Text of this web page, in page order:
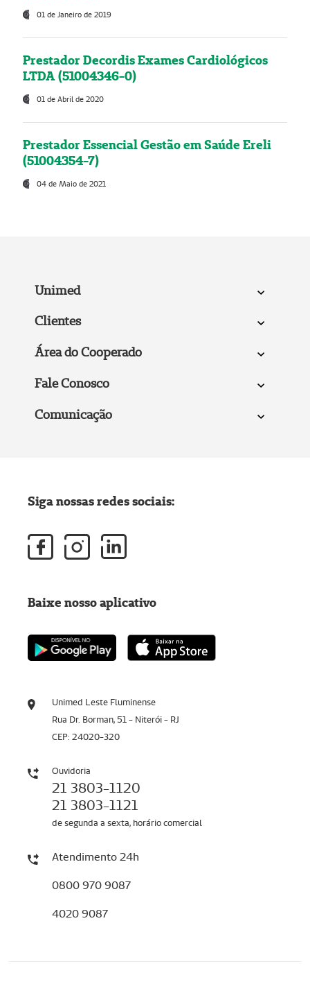
01 de Janeiro de 2019
Prestador Decordis Exames Cardiológicos
LTDA (51004346-0)
01 de Abril de 2020
Prestador Essencial Gestão em Saúde Ereli
(51004354-7)
04 de Maio de 2021
Unimed
Clientes
Área do Cooperado
Fale Conosco
Comunicação
Unimed Leste Fluminense
Rua Dr. Borman, 51 - Niterói - RJ
CEP: 24020-320
Ouvidoria
21 3803-1120
21 3803-1121
de segunda a sexta, horário comercial
Atendimento 24h
0800 970 9087
4020 9087
Siga nossas redes sociais:
Baixe nosso aplicativo